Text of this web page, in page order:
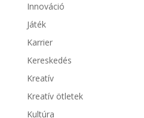
Innováció
Játék
Karrier
Kereskedés
Kreatív
Kreatív ötletek
Kultúra